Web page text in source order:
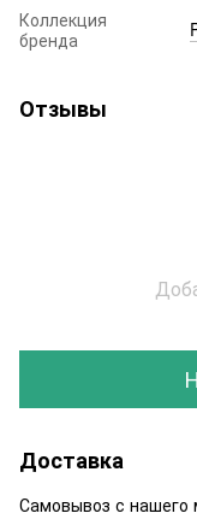
Коллекция
бренда
Отзывы
Доставка
Самовывоз с нашего